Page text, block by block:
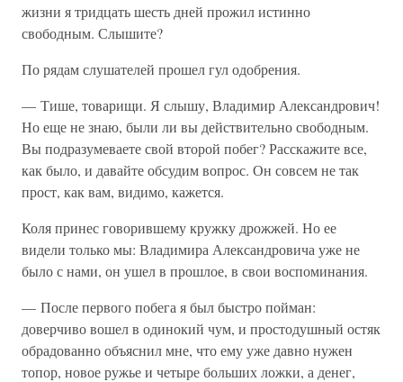
жизни я тридцать шесть дней прожил истинно
свободным. Слышите?
По рядам слушателей прошел гул одобрения.
— Тише, товарищи. Я слышу, Владимир Александрович!
Но еще не знаю, были ли вы действительно свободным.
Вы подразумеваете свой второй побег? Расскажите все,
как было, и давайте обсудим вопрос. Он совсем не так
прост, как вам, видимо, кажется.
Коля принес говорившему кружку дрожжей. Но ее
видели только мы: Владимира Александровича уже не
было с нами, он ушел в прошлое, в свои воспоминания.
— После первого побега я был быстро пойман:
доверчиво вошел в одинокий чум, и простодушный остяк
обрадованно объяснил мне, что ему уже давно нужен
топор, новое ружье и четыре больших ложки, а денег,